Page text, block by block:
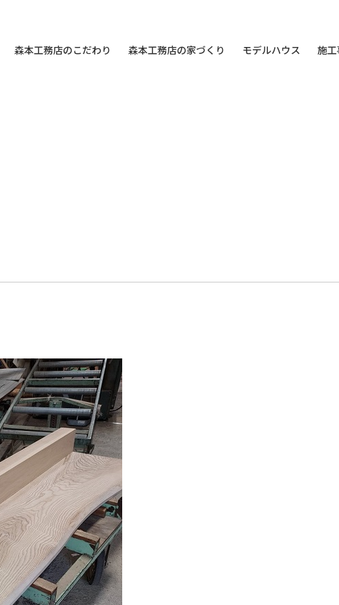
森本工務店のこだわり 森本工務店の家づくり モデルハウス 施